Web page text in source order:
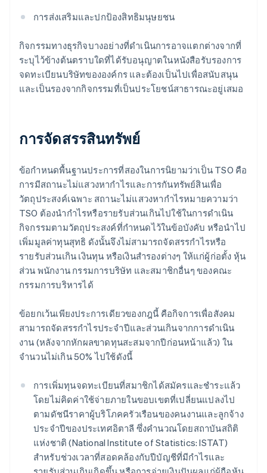
การส่งเสริมและปกป้องสิทธิมนุษยชน
กิจกรรมทางธุรกิจบางอย่างที่ดำเนินการอาจแตกต่างจากที่
ระบุไว้ข้างต้นตราบใดที่ได้รับอนุญาตในหนังสือรับรองการ
จดทะเบียนบริษัทขององค์กร และต้องเป็นไปเพื่อสนับสนุน
และเป็นรองจากกิจกรรมที่เป็นประโยชน์สาธารณะอยู่เสมอ
การจัดสรรสินทรัพย์
ข้อกำหนดพื้นฐานประการที่สองในการนิยามว่าเป็น TSO คือ
การมีสถานะไม่แสวงหากำไรและการกันทรัพย์สินเพื่อ
วัตถุประสงค์เฉพาะ สถานะไม่แสวงหากำไรหมายความว่า
TSO ต้องนำกำไรหรือรายรับส่วนเกินไปใช้ในการดำเนิน
กิจกรรมตามวัตถุประสงค์ที่กำหนดไว้ในข้อบังคับ หรือนำไป
เพิ่มมูลค่าทุนสุทธิ ดังนั้นจึงไม่สามารถจัดสรรกำไรหรือ
รายรับส่วนเกิน เงินทุน หรือเงินสำรองต่างๆ ให้แก่ผู้ก่อตั้ง หุ้น
ส่วน พนักงาน กรรมการบริษัท และสมาชิกอื่นๆ ของคณะ
กรรมการบริหารได้
ข้อยกเว้นเพียงประการเดียวของกฎนี้ คือกิจการเพื่อสังคม
สามารถจัดสรรกำไรประจำปีและส่วนเกินจากการดำเนิน
งาน (หลังจากหักผลขาดทุนสะสมจากปีก่อนหน้าแล้ว) ใน
จำนวนไม่เกิน 50% ไปใช้ดังนี้
การเพิ่มทุนจดทะเบียนที่สมาชิกได้สมัครและชำระแล้ว
โดยไม่คิดค่าใช้จ่ายภายในขอบเขตที่เปลี่ยนแปลงไป
ตามดัชนีราคาผู้บริโภคครัวเรือนของคนงานและลูกจ้าง
ประจำปีของประเทศอิตาลี ซึ่งคำนวณโดยสถาบันสถิติ
แห่งชาติ (National Institute of Statistics: ISTAT)
สำหรับช่วงเวลาที่สอดคล้องกับปีบัญชีที่มีกำไรและ